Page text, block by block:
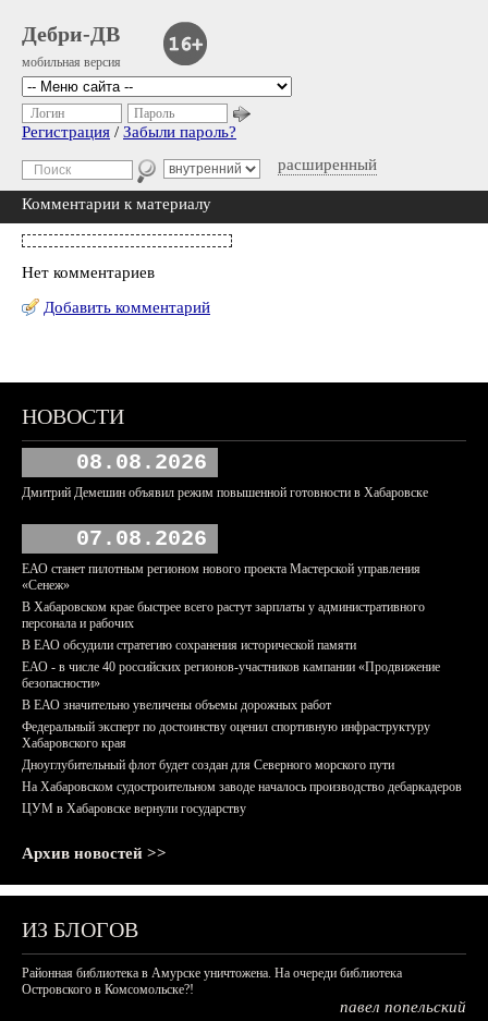
Дебри-ДВ
мобильная версия
расширенный
Логин Пароль
Регистрация / Забыли пароль?
Комментарии к материалу
Нет комментариев
Добавить комментарий
НОВОСТИ
08.08.2026
Дмитрий Демешин объявил режим повышенной готовности в Хабаровске
07.08.2026
ЕАО станет пилотным регионом нового проекта Мастерской управления
«Сенеж»
В Хабаровском крае быстрее всего растут зарплаты у административного
персонала и рабочих
В ЕАО обсудили стратегию сохранения исторической памяти
ЕАО - в числе 40 российских регионов-участников кампании «Продвижение
безопасности»
В ЕАО значительно увеличены объемы дорожных работ
Федеральный эксперт по достоинству оценил спортивную инфраструктуру
Хабаровского края
Дноуглубительный флот будет создан для Северного морского пути
На Хабаровском судостроительном заводе началось производство дебаркадеров
ЦУМ в Хабаровске вернули государству
Архив новостей >>
ИЗ БЛОГОВ
Районная библиотека в Амурске уничтожена. На очереди библиотека
Островского в Комсомольске?!
павел попельский